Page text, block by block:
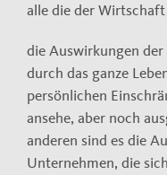
alle die der
die Auswirkungen
durch das ganze
persönlichen
ansehe, aber noch
anderen sind es die
Unternehmen, die